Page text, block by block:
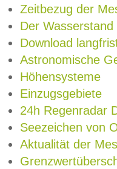
Zeitbezug der
Der Wasserstand
Download
Astronomische
Höhensysteme
Einzugsgebiete
24h Regenradar
Seezeichen von
Aktualität der